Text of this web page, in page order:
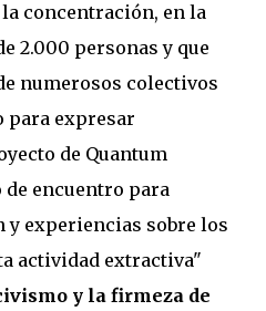
concentración, en la
2.000 personas y que
numerosos colectivos
para expresar
de Quantum
encuentro para
experiencias sobre los
actividad extractiva"
y la firmeza de